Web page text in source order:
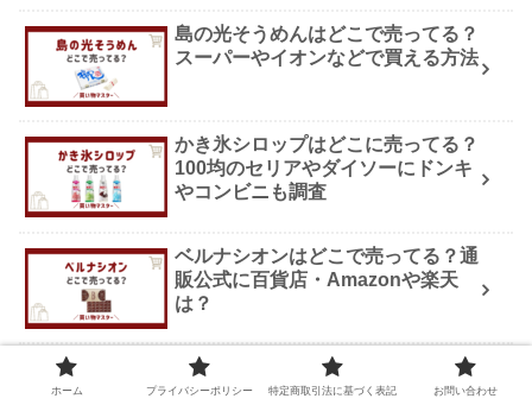
島の光そうめんはどこで売ってる？
スーパーやイオンなどで買える方法
かき氷シロップはどこに売ってる？
100均のセリアやダイソーにドンキ
やコンビニも調査
ベルナシオンはどこで売ってる？通
販公式に百貨店・Amazonや楽天
は？
ホーム プライバシーポリシー 特定商取引法に基づく表記 お問い合わせ